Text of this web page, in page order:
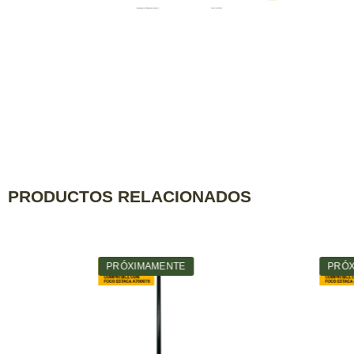
PRODUCTOS RELACIONADOS
PRÓXIMAMENTE
Agotado Agotado